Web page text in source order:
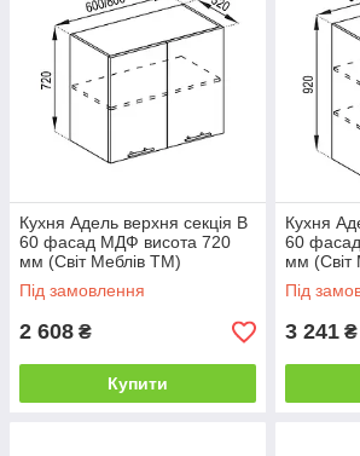
Кухня Адель верхня секція В
60 фасад МДФ висота 720
мм (Світ Меблів ТМ)
Під замовлення
2 608 ₴
Купити
Кухня
60
мм (Світ
Під
3 241 ₴